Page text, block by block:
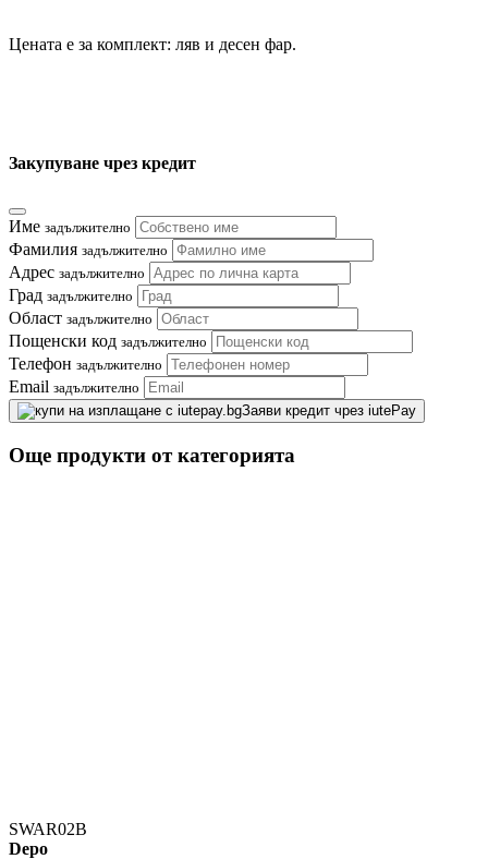
Цената е за комплект: ляв и десен фар.
Закупуване чрез кредит
Име задължително
Фамилия задължително
Адрес задължително
Град задължително
Област задължително
Пощенски код задължително
Телефон задължително
Email задължително
Заяви кредит чрез iutePay
Още продукти от категорията
SWAR02B
Depo